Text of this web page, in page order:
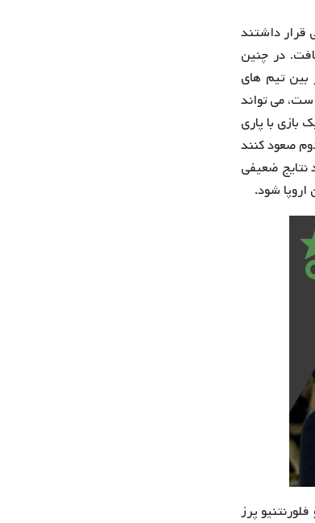
در چنین وضعیتی قرار داشتند
سال ۲۰۰۳ به مرحله بعد راه یافت. در چنین
بین تیم های
می تواند
بازی با پاری
صعود کنند
ضعیفی
شود.
پرز